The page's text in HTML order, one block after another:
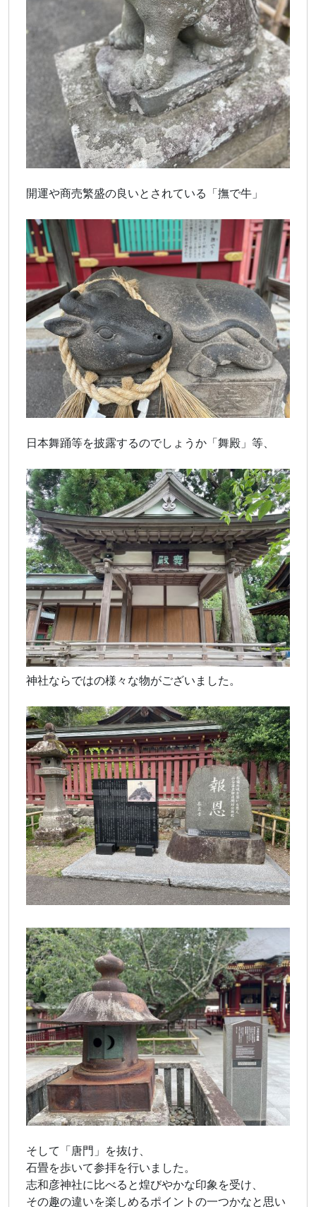
開運や商売繁盛の良いとされている「撫で牛」
日本舞踊等を披露するのでしょうか「舞殿」等、
神社ならではの様々な物がございました。
そして「唐門」を抜け、
石畳を歩いて参拝を行いました。
志和彦神社に比べると煌びやかな印象を受け、
その趣の違いを楽しめるポイントの一つかなと思い